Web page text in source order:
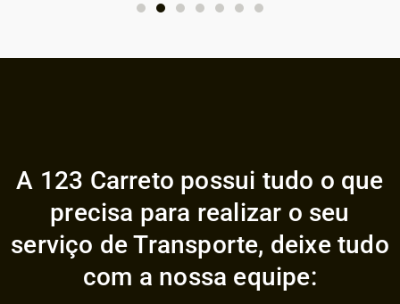
A 123 Carreto possui tudo o que
precisa para realizar o seu
serviço de Transporte, deixe tudo
com a nossa equipe: